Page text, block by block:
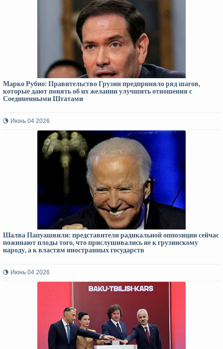
Марко Рубио: Правительство Грузии предприняло ряд шагов,
которые дают понять об их желании улучшить отношения с
Соединенными Штатами
Июнь 04 2026
Шалва Папуашвили: представители радикальной оппозиции сейчас
пожинают плоды того, что прислушивались не к грузинскому
народу, а к властям иностранных государств
Июнь 04 2026